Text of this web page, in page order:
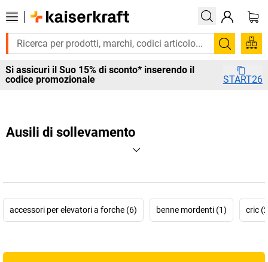
Cerca
Si assicuri il Suo 15% di sconto* inserendo il
codice promozionale
START26
Ausili di sollevamento
accessori per elevatori a forche (6) benne mordenti (1) cric